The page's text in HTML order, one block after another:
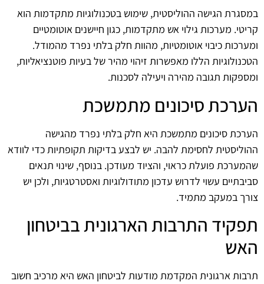
במסגרת הגישה ההוליסטית, שימוש בטכנולוגיות מתקדמות הוא
קריטי. מערכות גילוי אש מתקדמות, כגון חיישנים אוטומטיים
ומערכות כיבוי אוטומטיות, מהוות חלק בלתי נפרד מהמודל.
הטכנולוגיות הללו מאפשרות זיהוי מהיר של בעיות פוטנציאליות,
ומספקות תגובה מהירה ויעילה לסכנות.
הערכת סיכונים מתמשכת
הערכת סיכונים מתמשכת היא חלק בלתי נפרד מהגישה
ההוליסטית לחסימת להבה. יש לבצע בדיקות תקופתיות כדי לוודא
שהמערכת פועלת כראוי, והציוד מעודכן. בנוסף, שינוי תנאים
סביבתיים עשוי לדרוש עדכון מתודולוגיות ואסטרטגיות, ולכן יש
צורך במעקב מתמיד.
תפקיד התרבות הארגונית בביטחון
האש
תרבות ארגונית המקדמת מודעות לביטחון האש היא מרכיב חשוב